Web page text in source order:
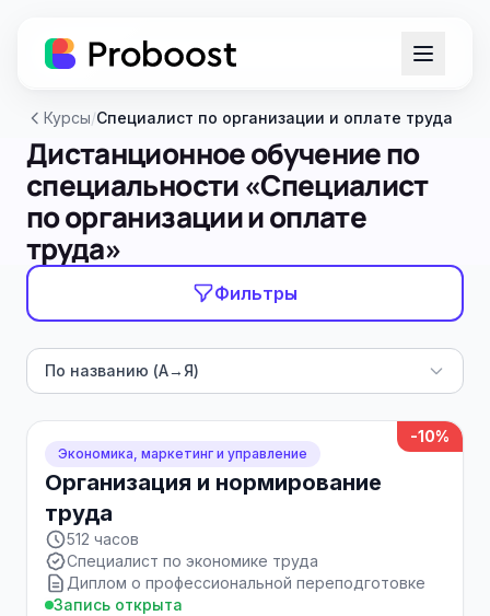
Курсы/Специалист по организации и оплате труда
Дистанционное обучение по
специальности «Специалист
по организации и оплате
труда»
Фильтры
По названию (А→Я)
-10%
Экономика, маркетинг и управление
Организация и нормирование
труда
512 часов
Специалист по экономике труда
Диплом о профессиональной переподготовке
Запись открыта